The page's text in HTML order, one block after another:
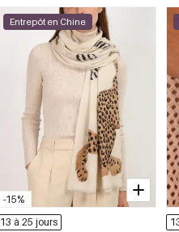
-15%
Entrepôt en Chine
13 à 25 jours